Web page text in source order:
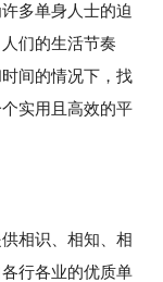
多单身人士的迫
们的生活节奏
间的情况下，找
实用且高效的平
相识、相知、相
行各业的优质单